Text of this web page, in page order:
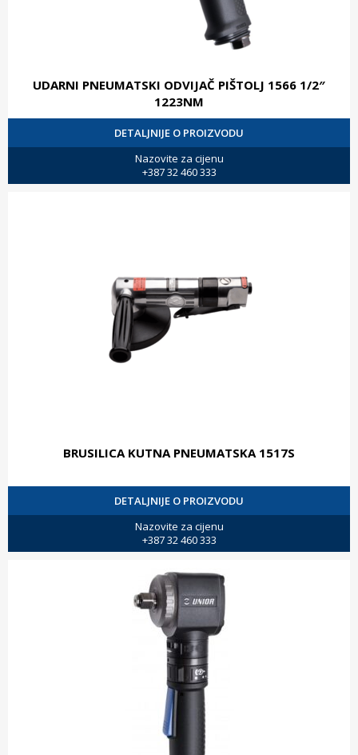
UDARNI PNEUMATSKI ODVIJAČ PIŠTOLJ 1566 1/2″
1223NM
DETALJNIJE O PROIZVODU
Nazovite za cijenu
+387 32 460 333
BRUSILICA KUTNA PNEUMATSKA 1517S
DETALJNIJE O PROIZVODU
Nazovite za cijenu
+387 32 460 333